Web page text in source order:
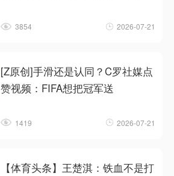
3854 2026-07-21
[Z原创]手滑还是认同？C罗社媒点
赞视频：FIFA想把冠军送
1419 2026-07-21
【体育头条】王楚淇：铁血不是打